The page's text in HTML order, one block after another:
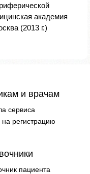
академия
(2013 г.)
и врачам
сервиса
на регистрацию
пациента